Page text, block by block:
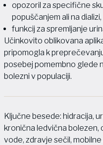
opozoril za specifične
popuščanjem ali na dializi,
funkcij za spremljanje
Učinkovito oblikovana
pripomogla k
posebej pomembno glede
bolezni v populaciji.
Ključne besede: hidracija,
kronična ledvična bolezen,
vode, zdravje sečil, mobilne